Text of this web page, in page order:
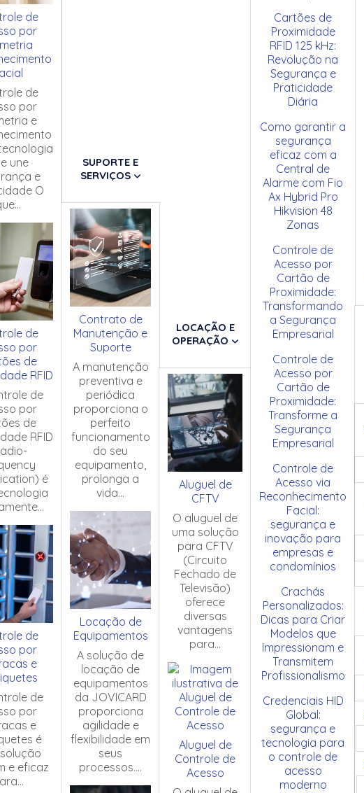
de
por
de
por
e
une
e
O
de
por
de
RFID
de
por
de
RFID
é
de
por
e
de
por
e
é
e eficaz
SUPORTE E
SERVIÇOS
Contrato de
Manutenção e
Suporte
A manutenção
preventiva e
periódica
proporciona o
perfeito
funcionamento
do seu
equipamento,
prolonga a
vida...
Locação de
Equipamentos
A solução de
locação de
equipamentos
da JOVICARD
proporciona
agilidade e
flexibilidade em
seus
processos....
LOCAÇÃO E
OPERAÇÃO
Aluguel de
CFTV
O aluguel de
uma solução
para CFTV
(Circuito
Fechado de
Televisão)
oferece
diversas
vantagens
para...
Aluguel de
Controle de
Acesso
Cartões de
Proximidade
RFID 125 kHz:
Revolução na
Segurança e
Praticidade
Diária
Como garantir a
segurança
eficaz com a
Central de
Alarme com Fio
Ax Hybrid Pro
Hikvision 48
Zonas
Controle de
Acesso por
Cartão de
Proximidade:
Transformando
a Segurança
Empresarial
Controle de
Acesso por
Cartão de
Proximidade:
Transforme a
Segurança
Empresarial
Controle de
Acesso via
Reconhecimento
Facial:
segurança e
inovação para
empresas e
condomínios
Crachás
Personalizados:
Dicas para Criar
Modelos que
Impressionam e
Transmitem
Profissionalismo
Credenciais HID
Global:
segurança e
tecnologia para
o controle de
acesso
moderno